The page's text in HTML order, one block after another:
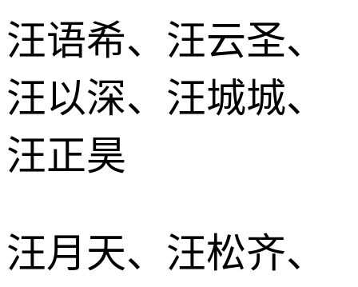
汪语希、汪云圣、
汪以深、汪城城、
汪正昊
汪月天、汪松齐、